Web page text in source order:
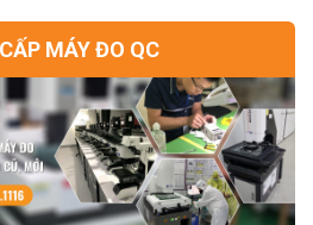
MÁY ĐO QC